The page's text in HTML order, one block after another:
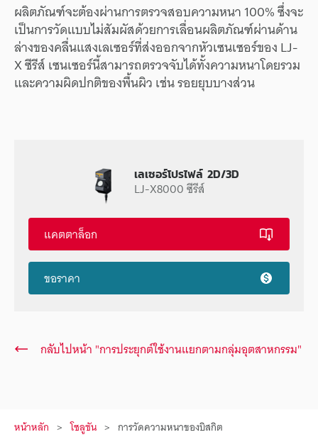
ผลิตภัณฑ์จะต้องผ่านการตรวจสอบความหนา 100% ซึ่งจะ
เป็นการวัดแบบไม่สัมผัสด้วยการเลื่อนผลิตภัณฑ์ผ่านด้าน
ล่างของคลื่นแสงเลเซอร์ที่ส่งออกจากหัวเซนเซอร์ของ LJ-
X ซีรีส์ เซนเซอร์นี้สามารถตรวจจับได้ทั้งความหนาโดยรวม
และความผิดปกติของพื้นผิว เช่น รอยยุบบางส่วน
เลเซอร์โปรไฟล์ 2D/3D
LJ-X8000 ซีรีส์
แคตตาล็อก
ขอราคา
กลับไปหน้า "การประยุกต์ใช้งานแยกตามกลุ่มอุตสาหกรรม"
หน้าหลัก โซลูชัน การวัดความหนาของบิสกิต